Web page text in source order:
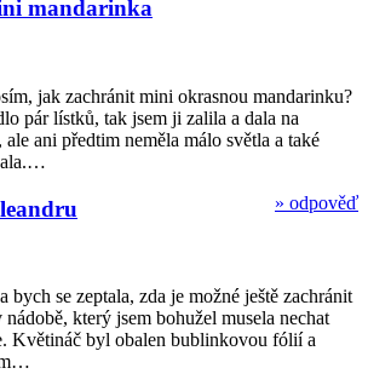
mandarinka
jak zachránit mini okrasnou mandarinku?
pár lístků, tak jsem ji zalila a dala na
ani předtim neměla málo světla a také
» odpověď
bych se zeptala, zda je možné ještě zachránit
který jsem bohužel musela nechat
Květináč byl obalen bublinkovou fólií a